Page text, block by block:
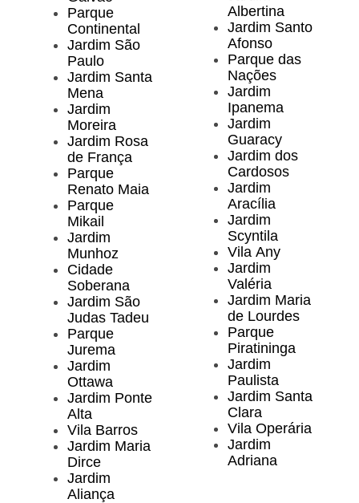
Parque
Continental
Jardim São
Paulo
Jardim Santa
Mena
Jardim
Moreira
Jardim Rosa
de França
Parque
Renato Maia
Parque
Mikail
Jardim
Munhoz
Cidade
Soberana
Jardim São
Judas Tadeu
Parque
Jurema
Jardim
Ottawa
Jardim Ponte
Alta
Vila Barros
Jardim Maria
Dirce
Jardim
Aliança
Albertina
Jardim Santo
Afonso
Parque das
Nações
Jardim
Ipanema
Jardim
Guaracy
Jardim dos
Cardosos
Jardim
Aracília
Jardim
Scyntila
Vila Any
Jardim
Valéria
Jardim Maria
de Lourdes
Parque
Piratininga
Jardim
Paulista
Jardim Santa
Clara
Vila Operária
Jardim
Adriana